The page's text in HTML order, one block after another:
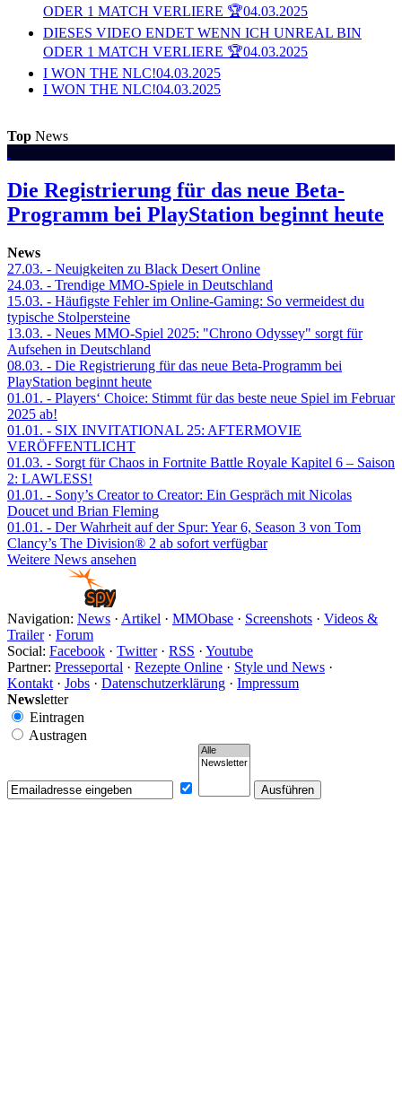
ODER 1 MATCH VERLIERE 🏆04.03.2025
DIESES VIDEO ENDET WENN ICH UNREAL BIN
ODER 1 MATCH VERLIERE 🏆04.03.2025
I WON THE NLC!04.03.2025
I WON THE NLC!04.03.2025
Top News
Die Registrierung für das neue Beta-
Programm bei PlayStation beginnt heute
News
27.03. - Neuigkeiten zu Black Desert Online
24.03. - Trendige MMO-Spiele in Deutschland
15.03. - Häufigste Fehler im Online-Gaming: So vermeidest du
typische Stolpersteine
13.03. - Neues MMO-Spiel 2025: "Chrono Odyssey" sorgt für
Aufsehen in Deutschland
08.03. - Die Registrierung für das neue Beta-Programm bei
PlayStation beginnt heute
01.01. - Players‘ Choice: Stimmt für das beste neue Spiel im Februar
2025 ab!
01.01. - SIX INVITATIONAL 25: AFTERMOVIE
VERÖFFENTLICHT
01.03. - Sorgt für Chaos in Fortnite Battle Royale Kapitel 6 – Saison
2: LAWLESS!
01.01. - Sony’s Creator to Creator: Ein Gespräch mit Nicolas
Doucet und Brian Fleming
01.01. - Der Wahrheit auf der Spur: Year 6, Season 3 von Tom
Clancy’s The Division® 2 ab sofort verfügbar
Weitere News ansehen
Navigation: News · Artikel · MMObase · Screenshots · Videos &
Trailer· Forum
Social: Facebook · Twitter· RSS · Youtube
Partner: Presseportal · Rezepte Online · Style und News ·
Kontakt · Jobs · Datenschutzerklärung · Impressum
Newsletter
Eintragen
Austragen